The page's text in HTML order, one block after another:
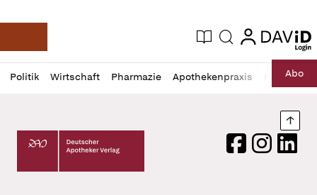
Deutsche Apotheker Zeitung
Aktuelle Ausgabe
Suche login
login
Politik Wirtschaft Pharmazie Apothekenpraxis RechtAbo
Profil
öffnen
Daz
Pur
Deutscher Apotheker Verlag Logo
FacebookInstagram